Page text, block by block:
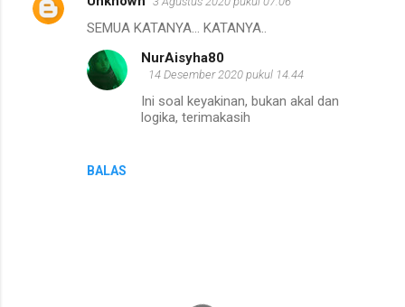
n
SEMUA KATANYA... KATANYA..
BALAS
NurAisyha80
14 Desember 2020 pukul 14.44
Ini soal keyakinan, bukan akal dan
logika, terimakasih